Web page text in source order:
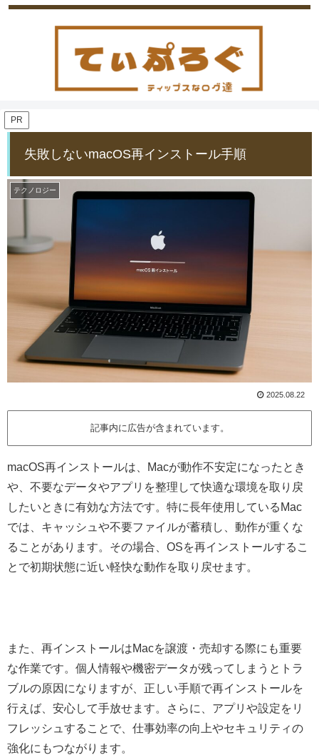
PR
失敗しないmacOS再インストール手順
テクノロジー
2025.08.22
記事内に広告が含まれています。
macOS再インストールは、Macが動作不安定になったとき
や、不要なデータやアプリを整理して快適な環境を取り戻
したいときに有効な方法です。特に長年使用しているMac
では、キャッシュや不要ファイルが蓄積し、動作が重くな
ることがあります。その場合、OSを再インストールするこ
とで初期状態に近い軽快な動作を取り戻せます。
また、再インストールはMacを譲渡・売却する際にも重要
な作業です。個人情報や機密データが残ってしまうとトラ
ブルの原因になりますが、正しい手順で再インストールを
行えば、安心して手放せます。さらに、アプリや設定をリ
フレッシュすることで、仕事効率の向上やセキュリティの
強化にもつながります。